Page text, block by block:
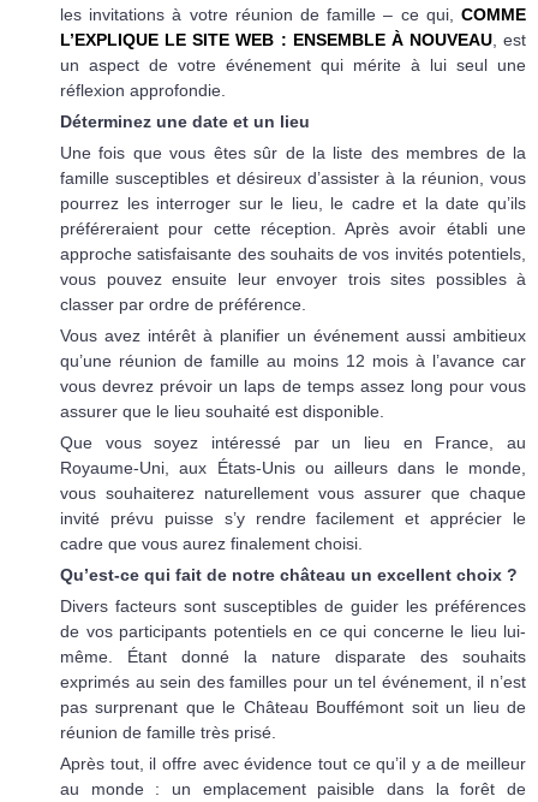
les invitations à votre réunion de famille – ce qui, COMME
L’EXPLIQUE LE SITE WEB : ENSEMBLE À NOUVEAU, est
un aspect de votre événement qui mérite à lui seul une
réflexion approfondie.
Déterminez une date et un lieu
Une fois que vous êtes sûr de la liste des membres de la
famille susceptibles et désireux d’assister à la réunion, vous
pourrez les interroger sur le lieu, le cadre et la date qu’ils
préféreraient pour cette réception. Après avoir établi une
approche satisfaisante des souhaits de vos invités potentiels,
vous pouvez ensuite leur envoyer trois sites possibles à
classer par ordre de préférence.
Vous avez intérêt à planifier un événement aussi ambitieux
qu’une réunion de famille au moins 12 mois à l’avance car
vous devrez prévoir un laps de temps assez long pour vous
assurer que le lieu souhaité est disponible.
Que vous soyez intéressé par un lieu en France, au
Royaume-Uni, aux États-Unis ou ailleurs dans le monde,
vous souhaiterez naturellement vous assurer que chaque
invité prévu puisse s’y rendre facilement et apprécier le
cadre que vous aurez finalement choisi.
Qu’est-ce qui fait de notre château un excellent choix ?
Divers facteurs sont susceptibles de guider les préférences
de vos participants potentiels en ce qui concerne le lieu lui-
même. Étant donné la nature disparate des souhaits
exprimés au sein des familles pour un tel événement, il n’est
pas surprenant que le Château Bouffémont soit un lieu de
réunion de famille très prisé.
Après tout, il offre avec évidence tout ce qu’il y a de meilleur
au monde : un emplacement paisible dans la forêt de